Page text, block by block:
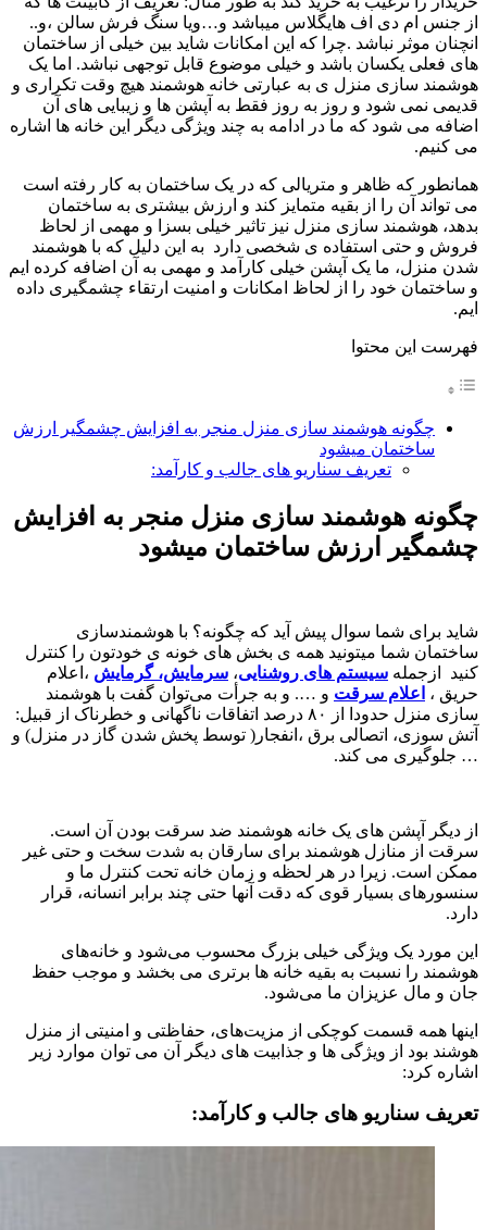
از جنس ام دی اف هایگلاس میباشد و…ویا سنگ فرش سالن ،و..
انچنان موثر نباشد .چرا که این امکانات شاید بین خیلی از ساختمان
های فعلی یکسان باشد و خیلی موضوع قابل توجهی نباشد. اما یک
هوشمند سازی منزل ی به عبارتی خانه هوشمند هیچ وقت تکراری و
قدیمی نمی شود و روز به روز فقط به آپشن ها و زیبایی های آن
اضافه می شود که ما در ادامه به چند ویژگی دیگر این خانه ها اشاره
می کنیم.
همانطور که ظاهر و متریالی که در یک ساختمان به کار رفته است
می تواند آن را از بقیه متمایز کند و ارزش بیشتری به ساختمان
بدهد، هوشمند سازی منزل نیز تاثیر خیلی بسزا و مهمی از لحاظ
فروش و حتی استفاده ی شخصی دارد به این دلیل که با هوشمند
شدن منزل، ما یک آپشن خیلی کارآمد و مهمی به آن اضافه کرده ایم
و ساختمان خود را از لحاظ امکانات و امنیت ارتقاء چشمگیری داده
ایم.
فهرست این محتوا
چگونه هوشمند سازی منزل منجر به افزایش چشمگیر ارزش
ساختمان میشود
تعریف سناریو های جالب و کارآمد:
چگونه هوشمند سازی منزل منجر به افزایش
چشمگیر ارزش ساختمان میشود
شاید برای شما سوال پیش آید که چگونه؟ با هوشمندسازی
ساختمان شما میتونید همه ی بخش های خونه ی خودتون را کنترل
کنید ازجمله سیستم های روشنایی، سرمایش، گرمایش ،اعلام
حریق ، اعلام سرقت و …. و به جرأت می‌توان گفت با هوشمند
سازی منزل حدودا از ۸۰ درصد اتفاقات ناگهانی و خطرناک از قبیل:
آتش سوزی، اتصالی برق ،انفجار( توسط پخش شدن گاز در منزل) و
… جلوگیری می کند.
از دیگر آپشن های یک خانه هوشمند ضد سرقت بودن آن است.
سرقت از منازل هوشمند برای سارقان به شدت سخت و حتی غیر
ممکن است. زیرا در هر لحظه و زمان خانه تحت کنترل ما و
سنسورهای بسیار قوی که دقت آنها حتی چند برابر انسانه، قرار
دارد.
این مورد یک ویژگی خیلی بزرگ محسوب می‌شود و خانه‌های
هوشمند را نسبت به بقیه خانه ها برتری می بخشد و موجب حفظ
جان و مال عزیزان ما می‌شود.
اینها همه قسمت کوچکی از مزیت‌های، حفاظتی و امنیتی از منزل
هوشند بود از ویژگی ها و جذابیت های دیگر آن می توان موارد زیر
اشاره کرد:
تعریف سناریو های جالب و کارآمد: